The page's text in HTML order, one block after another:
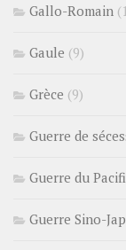
Gallo-Romain
Gaule (9)
Grèce (9)
Guerre de
Guerre du
Guerre Sino-